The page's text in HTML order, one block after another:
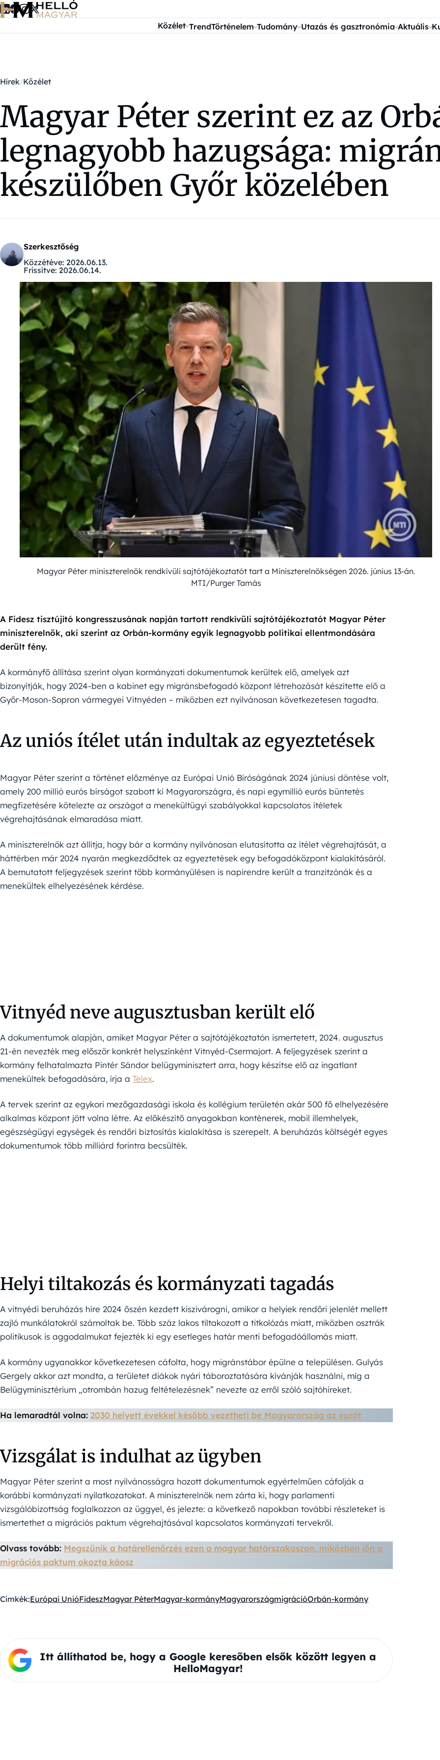
Ugrás a tartalomra
Közélet TrendTörténelem Tudomány Utazás és gasztronómia Aktuális
Hírek Közélet
Magyar Péter szerint ez az
legnagyobb hazugsága:
készülőben Győr közelében
Szerkesztőség
Közzétéve: 2026.06.13.
Frissítve: 2026.06.14.
Magyar Péter miniszterelnök rendkívüli sajtótájékoztatót tart a Miniszterelnökségen 2026. június 13-án.
MTI/Purger Tamás
A Fidesz tisztújító kongresszusának napján tartott rendkívüli sajtótájékoztatót Magyar Péter
miniszterelnök, aki szerint az Orbán-kormány egyik legnagyobb politikai ellentmondására
derült fény.
A kormányfő állítása szerint olyan kormányzati dokumentumok kerültek elő, amelyek azt
bizonyítják, hogy 2024-ben a kabinet egy migránsbefogadó központ létrehozását készítette elő a
Győr-Moson-Sopron vármegyei Vitnyéden – miközben ezt nyilvánosan következetesen tagadta.
Az uniós ítélet után indultak az egyeztetések
Magyar Péter szerint a történet előzménye az Európai Unió Bíróságának 2024 júniusi döntése volt,
amely 200 millió eurós bírságot szabott ki Magyarországra, és napi egymillió eurós büntetés
megfizetésére kötelezte az országot a menekültügyi szabályokkal kapcsolatos ítéletek
végrehajtásának elmaradása miatt.
A miniszterelnök azt állítja, hogy bár a kormány nyilvánosan elutasította az ítélet végrehajtását, a
háttérben már 2024 nyarán megkezdődtek az egyeztetések egy befogadóközpont kialakításáról.
A bemutatott feljegyzések szerint több kormányülésen is napirendre került a tranzitzónák és a
menekültek elhelyezésének kérdése.
Vitnyéd neve augusztusban került elő
A dokumentumok alapján, amiket Magyar Péter a sajtótájékoztatón ismertetett, 2024. augusztus
21-én nevezték meg először konkrét helyszínként Vitnyéd-Csermajort. A feljegyzések szerint a
kormány felhatalmazta Pintér Sándor belügyminisztert arra, hogy készítse elő az ingatlant
menekültek befogadására, írja a Telex.
A tervek szerint az egykori mezőgazdasági iskola és kollégium területén akár 500 fő elhelyezésére
alkalmas központ jött volna létre. Az előkészítő anyagokban konténerek, mobil illemhelyek,
egészségügyi egységek és rendőri biztosítás kialakítása is szerepelt. A beruházás költségét egyes
dokumentumok több milliárd forintra becsülték.
Helyi tiltakozás és kormányzati tagadás
A vitnyédi beruházás híre 2024 őszén kezdett kiszivárogni, amikor a helyiek rendőri jelenlét mellett
zajló munkálatokról számoltak be. Több száz lakos tiltakozott a titkolózás miatt, miközben osztrák
politikusok is aggodalmukat fejezték ki egy esetleges határ menti befogadóállomás miatt.
A kormány ugyanakkor következetesen cáfolta, hogy migránstábor épülne a településen. Gulyás
Gergely akkor azt mondta, a területet diákok nyári táboroztatására kívánják használni, míg a
Belügyminisztérium „otrombán hazug feltételezésnek” nevezte az erről szóló sajtóhíreket.
Ha lemaradtál volna: 2030 helyett évekkel később vezetheti be Magyarország az eurót
Vizsgálat is indulhat az ügyben
Magyar Péter szerint a most nyilvánosságra hozott dokumentumok egyértelműen cáfolják a
korábbi kormányzati nyilatkozatokat. A miniszterelnök nem zárta ki, hogy parlamenti
vizsgálóbizottság foglalkozzon az üggyel, és jelezte: a következő napokban további részleteket is
ismertethet a migrációs paktum végrehajtásával kapcsolatos kormányzati tervekről.
Olvass tovább: Megszűnik a határellenőrzés ezen a magyar határszakaszon, miközben jön a
migrációs paktum okozta káosz
Címkék:Európai UnióFideszMagyar PéterMagyar-kormányMagyarországmigrációOrbán-kormány
Itt állíthatod be, hogy a Google keresőben elsők között legyen a
HelloMagyar!